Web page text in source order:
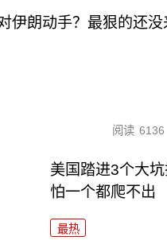
伊朗动手？最狠的还
阅读 6136
美国踏进3个大
怕一个都爬不出
最热